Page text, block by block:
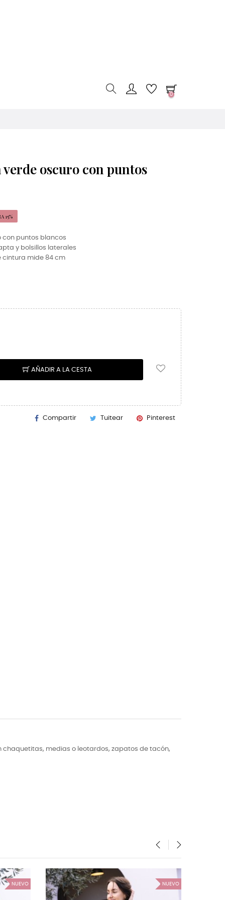
0
oscuro con puntos
15%
con puntos blancos
y bolsillos laterales
cintura mide 84 cm
AÑADIR A LA CESTA
Compartir Tuitear Pinterest
chaquetitas, medias o leotardos, zapatos de tacón,
NUEVO NUEVO